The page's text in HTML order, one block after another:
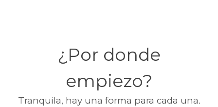
¿Por donde
empiezo?
Tranquila, hay una forma para cada una.